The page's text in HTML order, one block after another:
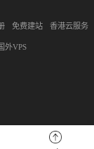
免费建站 香港云服务
外VPS